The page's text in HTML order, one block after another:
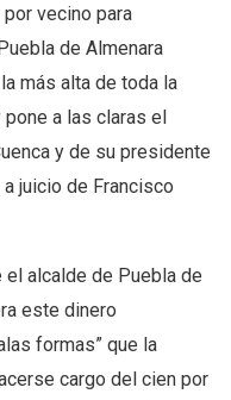
vecino para
de Almenara
más alta de toda la
a las claras el
y de su presidente
juicio de Francisco
alcalde de Puebla de
este dinero
formas” que la
cargo del cien por